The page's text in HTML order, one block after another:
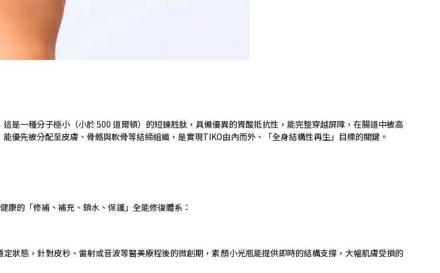
這是一種分子極小（小於500 道爾頓）的短鍊胜肽，具備優異的胃酸抵抗性，能完整穿越屏障，在腸道中被高
優先被分配至皮膚、骨骼與軟骨等結締組織，是實現TIKO由內而外、「全身結構性再生」目標的關鍵。
的「修補、補充、鎖水、保護」全能修復體系：
狀態，針對皮秒、雷射或音波等醫美療程後的微創期，素顏小光瓶能提供即時的結構支撐，大幅肌膚受損的